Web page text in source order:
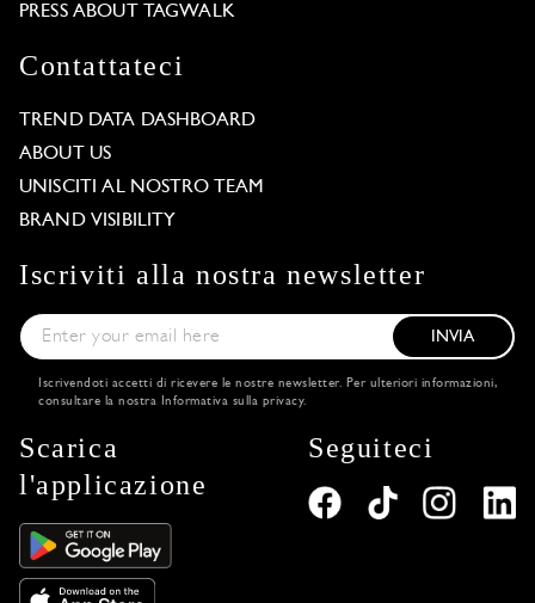
PRESS ABOUT TAGWALK
Contattateci
TREND DATA DASHBOARD
ABOUT US
UNISCITI AL NOSTRO TEAM
BRAND VISIBILITY
Iscriviti alla nostra newsletter
INVIA
Iscrivendoti accetti di ricevere le nostre newsletter. Per ulteriori informazioni,
consultare la nostra
Informativa sulla privacy.
Scarica
l'applicazione
Seguiteci